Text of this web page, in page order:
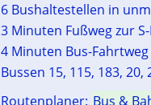
6 Bushaltestellen in
3 Minuten Fußweg zur
4 Minuten Bus-
Bussen 15, 115, 183, 20,
Routenplaner: Bus &